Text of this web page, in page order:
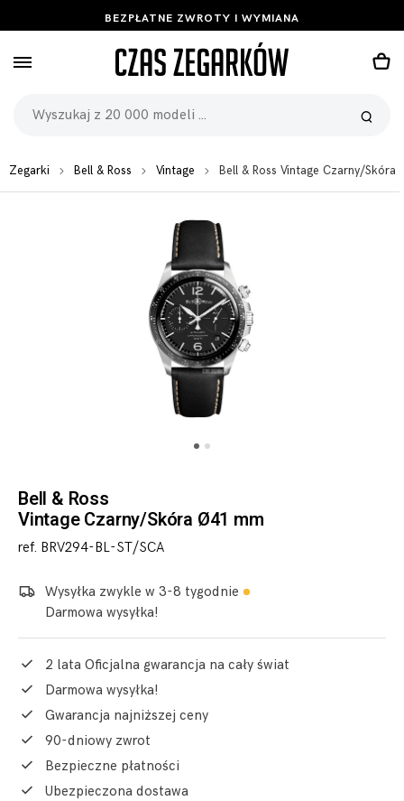
BEZPŁATNE ZWROTY I WYMIANA
Zegarki Bell & Ross Vintage Bell & Ross Vintage Czarny/
Bell & Ross
Vintage Czarny/Skóra Ø41 mm
ref. BRV294-BL-ST/SCA
Wysyłka zwykle w 3-8 tygodnie
Darmowa wysyłka!
2 lata Oficjalna gwarancja na cały świat
Darmowa wysyłka!
Gwarancja najniższej ceny
90-dniowy zwrot
Bezpieczne płatności
Ubezpieczona dostawa